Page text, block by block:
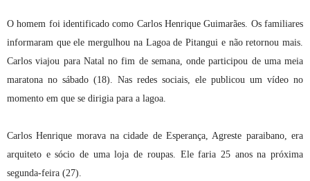
O homem foi identificado como Carlos Henrique Guimarães. Os familiares
informaram que ele mergulhou na Lagoa de Pitangui e não retornou mais.
Carlos viajou para Natal no fim de semana, onde participou de uma meia
maratona no sábado (18). Nas redes sociais, ele publicou um vídeo no
momento em que se dirigia para a lagoa.
Carlos Henrique morava na cidade de Esperança, Agreste paraibano, era
arquiteto e sócio de uma loja de roupas. Ele faria 25 anos na próxima
segunda-feira (27).